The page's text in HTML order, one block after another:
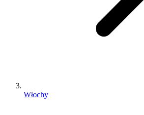
Włochy